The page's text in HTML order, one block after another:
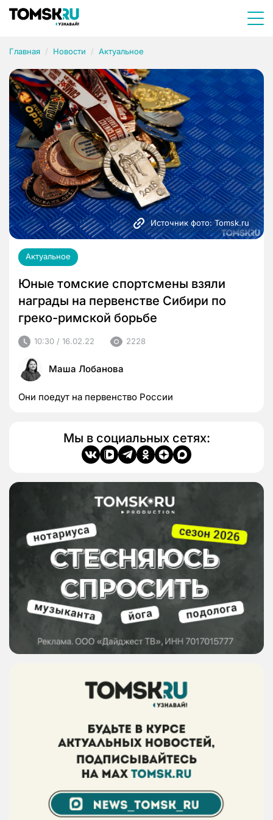
Главная Новости Актуальное
Источник фото: Tomsk.ru
Актуальное
Юные томские спортсмены взяли
награды на первенстве Сибири по
греко-римской борьбе
10:30 / 16.02.22 2228
Маша Лобанова
Они поедут на первенство России
Мы в социальных сетях: